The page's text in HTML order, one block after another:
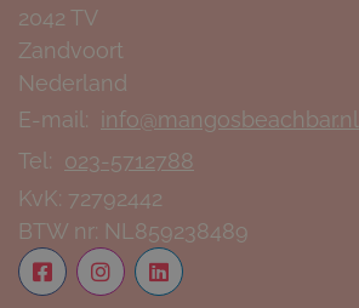
2042 TV
Zandvoort
Nederland
E-mail:
info@mangosbeachbar.nl
Tel: 023-5712788
KvK: 72792442
BTW nr: NL859238489